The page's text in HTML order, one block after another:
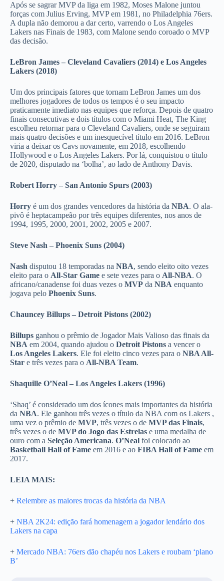
Após se sagrar MVP da liga em 1982, Moses Malone juntou
forças com Julius Erving, MVP em 1981, no Philadelphia 76ers.
A dupla não demorou a dar certo, varrendo o Los Angeles
Lakers nas Finais de 1983, com Malone sendo coroado o MVP
das decisão.
LeBron James – Cleveland Cavaliers (2014) e Los Angeles
Lakers (2018)
Um dos principais fatores que tornam LeBron James um dos
melhores jogadores de todos os tempos é o seu impacto
praticamente imediato nas equipes que reforça. Depois de quatro
finais consecutivas e dois títulos com o Miami Heat, The King
escolheu retornar para o Cleveland Cavaliers, onde se seguiram
mais quatro decisões e um inesquecível título em 2016. LeBron
viria a deixar os Cavs novamente, em 2018, escolhendo
Hollywood e o Los Angeles Lakers. Por lá, conquistou o título
de 2020, disputado na ‘bolha’, ao lado de Anthony Davis.
Robert Horry – San Antonio Spurs (2003)
Horry é um dos grandes vencedores da história da NBA. O ala-
pivô é heptacampeão por três equipes diferentes, nos anos de
1994, 1995, 2000, 2001, 2002, 2005 e 2007.
Steve Nash – Phoenix Suns (2004)
Nash disputou 18 temporadas na NBA, sendo eleito oito vezes
eleito para o All-Star Game e sete vezes para o All-NBA. O
africano/canadense foi duas vezes o MVP da NBA enquanto
jogava pelo Phoenix Suns.
Chauncey Billups – Detroit Pistons (2002)
Billups ganhou o prêmio de Jogador Mais Valioso das finais da
NBA em 2004, quando ajudou o Detroit Pistons a vencer o
Los Angeles Lakers. Ele foi eleito cinco vezes para o NBA All-
Star e três vezes para o All-NBA Team.
Shaquille O’Neal – Los Angeles Lakers (1996)
‘Shaq’ é considerado um dos ícones mais importantes da história
da NBA. Ele ganhou três vezes o título da NBA com os Lakers ,
uma vez o prêmio de MVP, três vezes o de MVP das Finais,
três vezes o de MVP do Jogo das Estrelas e uma medalha de
ouro com a Seleção Americana. O’Neal foi colocado ao
Basketball Hall of Fame em 2016 e ao FIBA Hall of Fame em
2017.
LEIA MAIS:
+ Relembre as maiores trocas da história da NBA
+ NBA 2K24: edição fará homenagem a jogador lendário dos
Lakers na capa
+ Mercado NBA: 76ers dão chapéu nos Lakers e roubam ‘plano
B’